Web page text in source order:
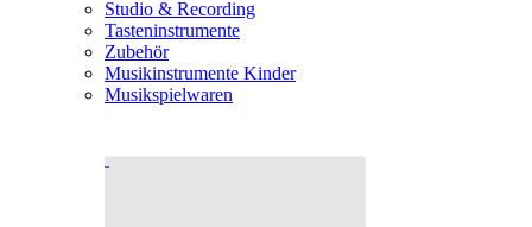
Studio & Recording
Tasteninstrumente
Zubehör
Musikinstrumente Kinder
Musikspielwaren